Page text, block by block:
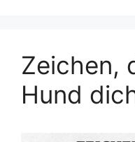
Zeichen,
Hund